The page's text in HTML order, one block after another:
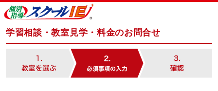
学習相談・教室見学・料金のお問合せ